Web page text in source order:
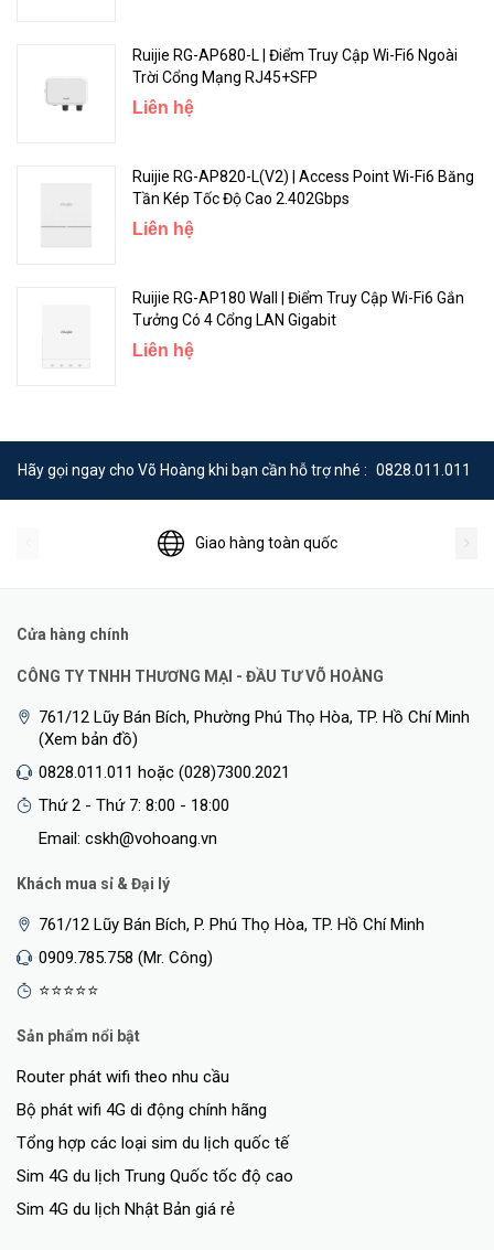
dưới 25℃
Chống sét Lan truyền
mm
Trọng lượng (Có bao bì)
<Hotline: 0828.011.011 - (028)7300.2021 - VoHoang.vn>
Ruijie RG-AP680-L | Điểm Truy Cập Wi-Fi6 Ngoài
Trời Cổng Mạng RJ45+SFP
Liên hệ
Ruijie RG-AP820-L(V2) | Access Point Wi-Fi6 Băng
Tần Kép Tốc Độ Cao 2.402Gbps
Liên hệ
Ruijie RG-AP180 Wall | Điểm Truy Cập Wi-Fi6 Gắn
Tưởng Có 4 Cổng LAN Gigabit
Liên hệ
Hãy gọi ngay cho Võ Hoàng khi bạn cần hỗ trợ nhé : 0828.011.011
Giao hàng toàn quốc
Cửa hàng chính
CÔNG TY TNHH THƯƠNG MẠI - ĐẦU TƯ VÕ HOÀNG
761/12 Lũy Bán Bích, Phường Phú Thọ Hòa, TP. Hồ Chí Minh
(Xem bản đồ)
0828.011.011 hoặc (028)7300.2021
Thứ 2 - Thứ 7: 8:00 - 18:00
Email: cskh@vohoang.vn
Khách mua sỉ & Đại lý
761/12 Lũy Bán Bích, P. Phú Thọ Hòa, TP. Hồ Chí Minh
0909.785.758 (Mr. Công)
⭐⭐⭐⭐⭐
Sản phẩm nổi bật
Router phát wifi theo nhu cầu
Bộ phát wifi 4G di động chính hãng
Tổng hợp các loại sim du lịch quốc tế
Sim 4G du lịch Trung Quốc tốc độ cao
Sim 4G du lịch Nhật Bản giá rẻ